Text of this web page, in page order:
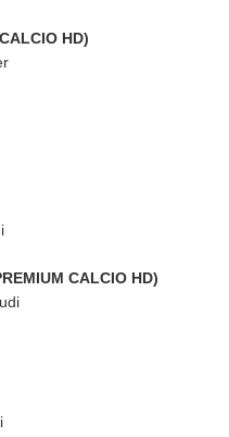
HD)
CALCIO HD)